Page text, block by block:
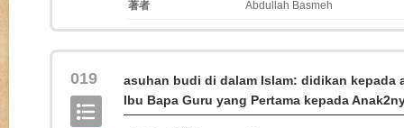
著者 Abdullah Basmeh
019
asuhan budi di dalam Islam: didikan kepada
Ibu Bapa Guru yang Pertama kepada